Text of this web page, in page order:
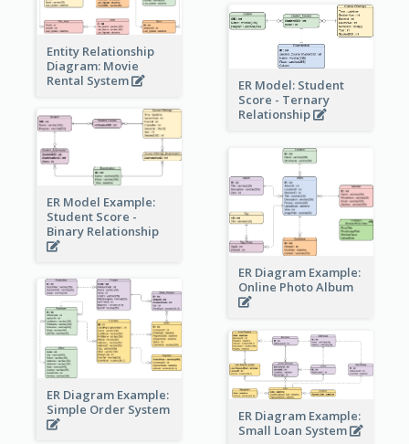
Entity Relationship
Diagram: Movie
Rental System
ER Model: Student
Score - Ternary
Relationship
ER Model Example:
Student Score -
Binary Relationship
ER Diagram Example:
Online Photo Album
ER Diagram Example:
Simple Order System
ER Diagram Example:
Small Loan System